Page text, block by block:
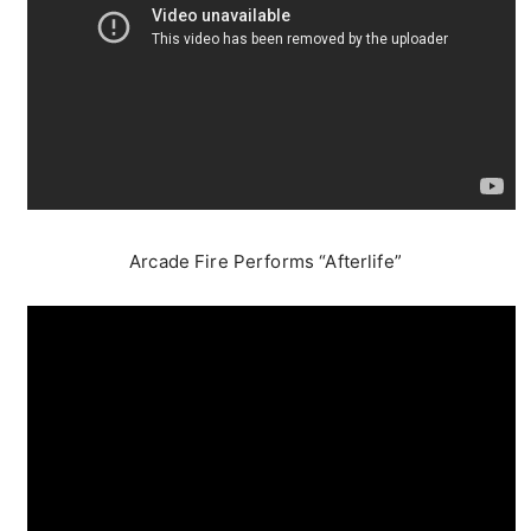
Arcade Fire Performs “Afterlife”